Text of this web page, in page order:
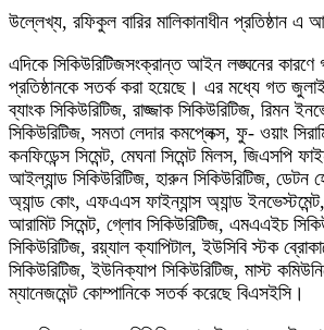
উল্লেখ্য, রফিকুল বারির মালিকানাধীন প্রতিষ্ঠান এ
এদিকে সিকিউরিটিজসংক্রান্ত আইন লঙ্ঘনের
প্রতিষ্ঠানকে সতর্ক করা হয়েছে। এর মধ্যে গত
ব্যাংক সিকিউরিটিজ, রাজ্জাক সিকিউরিটিজ, রিমন
সিকিউরিটিজ, সমতা লেদার কমপ্লেক্স, ফু- ওয়াং
কনফিডেন্স সিমেন্ট, মেঘনা সিমেন্ট মিলস, জিএসপি
আইল্যান্ড সিকিউরিটিজ, হারুন সিকিউরিটিজ, ডেটন
অ্যান্ড কোং, এফএএস ফাইন্যান্স অ্যান্ড
আরামিট সিমেন্ট, গ্লোব সিকিউরিটিজ, এমএএইচ
সিকিউরিটিজ, রয়্যাল ক্যাপিটাল, ইউসিবি স্টক
সিকিউরিটিজ, ইউনিক্যাপ সিকিউরিটিজ, মাস্ট
ম্যানেজমেন্ট কোম্পানিকে সতর্ক করেছে বিএসইসি।